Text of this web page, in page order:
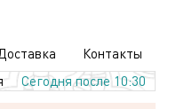
Доставка Контакты
Сегодня после 10:30